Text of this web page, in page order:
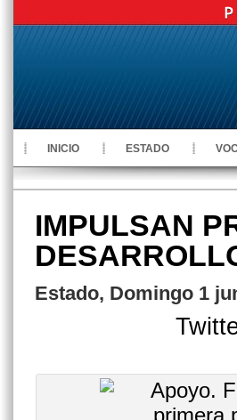
INICIO ESTADO
IMPULSAN
Estado, Domingo 1